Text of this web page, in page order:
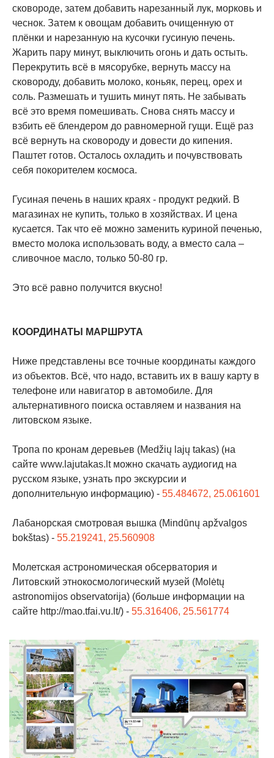
сковороде, затем добавить нарезанный лук, морковь и
чеснок. Затем к овощам добавить очищенную от
плёнки и нарезанную на кусочки гусиную печень.
Жарить пару минут, выключить огонь и дать остыть.
Перекрутить всё в мясорубке, вернуть массу на
сковороду, добавить молоко, коньяк, перец, орех и
соль. Размешать и тушить минут пять. Не забывать
всё это время помешивать. Снова снять массу и
взбить её блендером до равномерной гущи. Ещё раз
всё вернуть на сковороду и довести до кипения.
Паштет готов. Осталось охладить и почувствовать
себя покорителем космоса.
Гусиная печень в наших краях - продукт редкий. В
магазинах не купить, только в хозяйствах. И цена
кусается. Так что её можно заменить куриной печенью,
вместо молока использовать воду, а вместо сала –
сливочное масло, только 50-80 гр.
Это всё равно получится вкусно!
КООРДИНАТЫ МАРШРУТА
Ниже представлены все точные координаты каждого
из объектов. Всё, что надо, вставить их в вашу карту в
телефоне или навигатор в автомобиле. Для
альтернативного поиска оставляем и названия на
литовском языке.
Тропа по кронам деревьев (Medžių lajų takas) (на
сайте www.lajutakas.lt можно скачать аудиогид на
русском языке, узнать про экскурсии и
дополнительную информацию) - 55.484672, 25.061601
Лабанорская смотровая вышка (Mindūnų apžvalgos
bokštas) - 55.219241, 25.560908
Молетская астрономическая обсерватория и
Литовский этнокосмологический музей (Molėtų
astronomijos observatorija) (больше информации на
сайте http://mao.tfai.vu.lt/) - 55.316406, 25.561774